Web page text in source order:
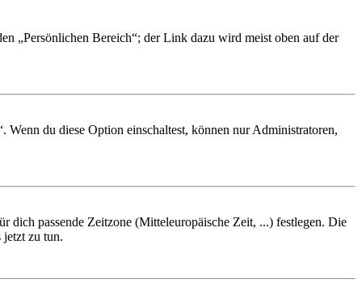
„Persönlichen Bereich“; der Link dazu wird meist oben auf der
du diese Option einschaltest, können nur Administratoren,
dich passende Zeitzone (Mitteleuropäische Zeit, ...) festlegen. Die
jetzt zu tun.